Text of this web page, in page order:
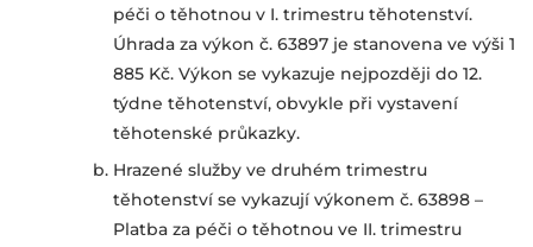
péči o těhotnou v I. trimestru těhotenství.
Úhrada za výkon č. 63897 je stanovena ve výši 1
885 Kč. Výkon se vykazuje nejpozději do 12.
týdne těhotenství, obvykle při vystavení
těhotenské průkazky.
Hrazené služby ve druhém trimestru
těhotenství se vykazují výkonem č. 63898 –
Platba za péči o těhotnou ve II. trimestru